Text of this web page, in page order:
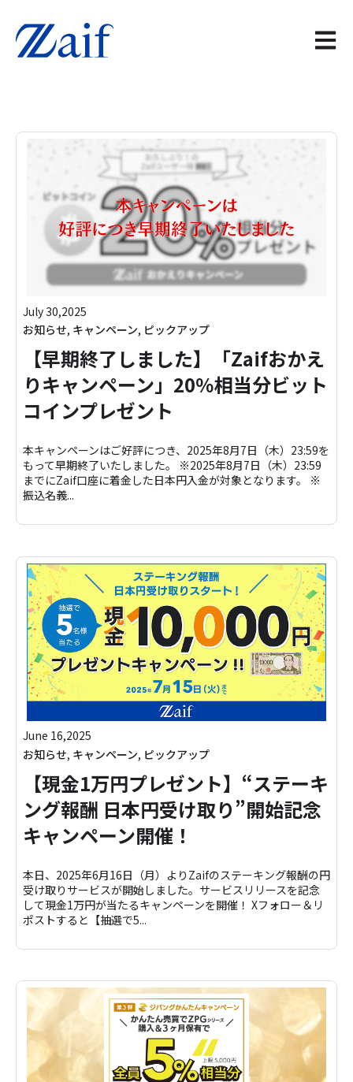
メイン
July 30,2025
お知らせ, キャンペーン, ピックアップ
【早期終了しました】「Zaifおかえ
りキャンペーン」20％相当分ビット
コインプレゼント
本キャンペーンはご好評につき、2025年8月7日（木）23:59を
もって早期終了いたしました。 ※2025年8月7日（木）23:59
までにZaif口座に着金した日本円入金が対象となります。 ※
振込名義...
June 16,2025
お知らせ, キャンペーン, ピックアップ
【現金1万円プレゼント】“ステーキ
ング報酬 日本円受け取り”開始記念
キャンペーン開催！
本日、2025年6月16日（月）よりZaifのステーキング報酬の円
受け取りサービスが開始しました。サービスリリースを記念
して現金1万円が当たるキャンペーンを開催！ Xフォロー＆リ
ポストすると【抽選で5...